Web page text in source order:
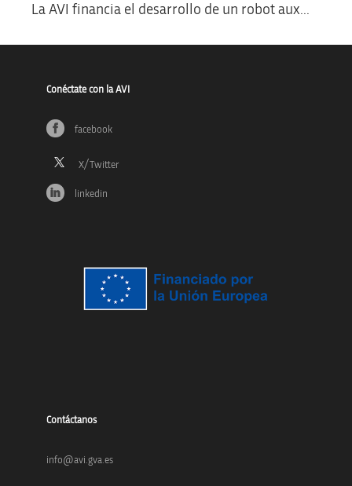
La AVI financia el desarrollo de un robot aux...
Conéctate con la AVI
facebook
linkedin
Contáctanos
info@avi.gva.es